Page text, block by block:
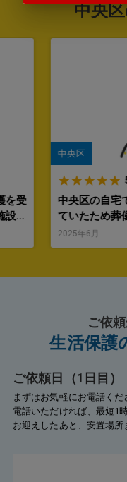
中央
を受
設の
すれ
用の
調整
いた
対応
き、
中央区
中央区の自宅
ていたため葬
所の窓口に行
からない状態
扶助制度を利
ても丁寧に
めることがで
い状況をお
くださり、火
きました。火
してくださり
時間を落ち着
たからだと思
2025年6月
ご依
生活保護
ご依頼日（1日目）
まずはお気軽にお電話く
電話いただければ、最短1
お迎えしたあと、安置場所